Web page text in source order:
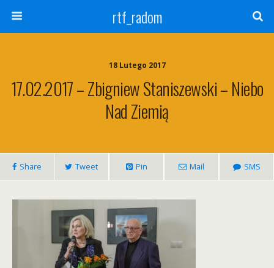
rtf_radom
18 Lutego 2017
17.02.2017 – Zbigniew Staniszewski – Niebo
Nad Ziemią
Share Tweet Pin Mail SMS